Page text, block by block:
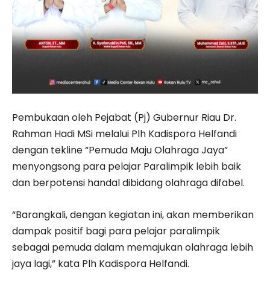
Pembukaan oleh Pejabat (Pj) Gubernur Riau Dr.
Rahman Hadi MSi melalui Plh Kadispora Helfandi
dengan tekline “Pemuda Maju Olahraga Jaya”
menyongsong para pelajar Paralimpik lebih baik
dan berpotensi handal dibidang olahraga difabel.
“Barangkali, dengan kegiatan ini, akan memberikan
dampak positif bagi para pelajar paralimpik
sebagai pemuda dalam memajukan olahraga lebih
jaya lagi,” kata Plh Kadispora Helfandi.